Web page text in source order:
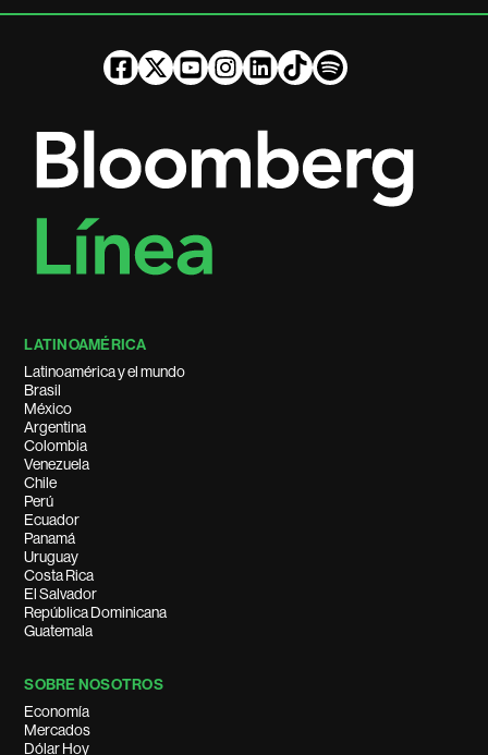
LATINOAMÉRICA
Latinoamérica y el mundo
Brasil
México
Argentina
Colombia
Venezuela
Chile
Perú
Ecuador
Panamá
Uruguay
Costa Rica
El Salvador
República Dominicana
Guatemala
SOBRE NOSOTROS
Economía
Mercados
Dólar Hoy